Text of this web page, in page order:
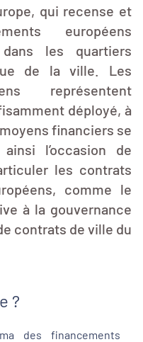
qui recense et
européens
les quartiers
de la ville. Les
représentent
déployé, à
financiers se
l’occasion de
les contrats
comme le
à la gouvernance
contrats de ville du
?
des financements